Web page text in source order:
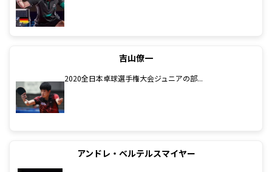
吉山僚一
2020全日本卓球選手権大会ジュニアの部...
アンドレ・ベルテルスマイヤー